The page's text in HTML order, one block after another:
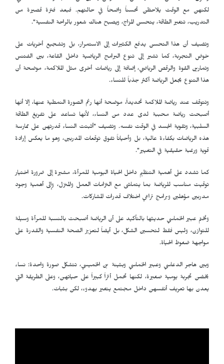
لكنهن مع الوقت يلاحظن تحسناً واضحاً في حالتهم. فبعد فترة قصيرة من
التدريب، تتغير الطاقة، يتحسن المزاج، ويصبح هناك شعور بالراحة النفسية".
وتضيف أن هذا التحسن يدفع الكثيرات إلى الاستمرار، بل وتشجيع أخريات على
خوض التجربة، كما تشير إلى تنوع البرامج الرياضية داخل القاعة، بين الفتنس
وتمارين القوة والرقص الرياضي، إضافة إلى رياضات أخرى مثل الملاكمة، موضحة أن
هذا التنوع يجعل الرياضة أكثر جذباً للنساء.
وتتوقف عند رياضة الملاكمة تحديداً، موضحة أنها رغم الصورة النمطية عنها، إلا أنها
أصبحت رياضة محببة لدى عدد من النساء، لأنها تساعد على تفريغ الطاقة
السلبية، وتقوية الجسد في الوقت نفسه. وتضيف "أثبتت النساء قدرتهن على ممارسة
هذه الرياضات بكفاءة عالية، بل وأحياناً تفوق توقعات المدربين، وهو ما يعكس إرادة
قوية ورغبة حقيقية في التغيير".
كما تشدد على أهمية التنظيم داخل الحياة اليومية للمرأة، مشيرة إلى ضرورة اختيار
توقيت مناسب للرياضة بما يتماشى مع التزامات العمل والمنزل، وإلى أهمية وجود
مدربين مؤهلين وبرامج تراعي اختلاف قدرات المشاركات.
وتختم عبير الخماسي حديثها بالتأكيد على أن الرياضة أصبحت بالنسبة للمرأة وسيلة
للتوازن، وليس فقط لتحسين الشكل، بل أيضاً لتعزيز الصحة النفسية والقدرة على
مواجهة ضغوط الحياة.
وبين هاجر الدعاسي وعبير الخماسي وبثينة بن الخميسي، تتشكل صورة واحدة: نساء
يخضن تجربة يومية صغيرة، لكنها تحمل أثراً كبيراً على حياتهن، وعلى الطريقة التي
يعدن بها تعريف أنفسهن داخل مجتمع يتغير بهدوء، لكن بثبات.